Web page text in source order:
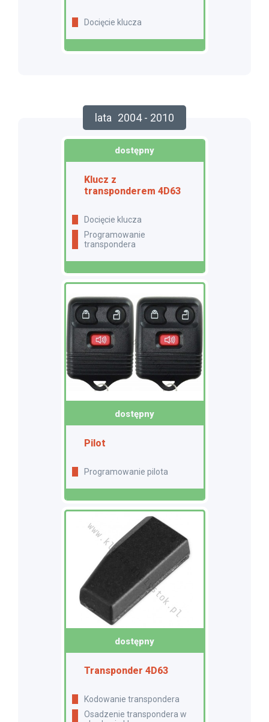
Docięcie klucza
lata 2004 - 2010
dostępny
Klucz z
transponderem 4D63
docięcie klucza
programowanie
transpondera
dostępny
Pilot
Programowanie pilota
dostępny
Transponder 4D63
Kodowanie transpondera
Osadzenie transpondera w